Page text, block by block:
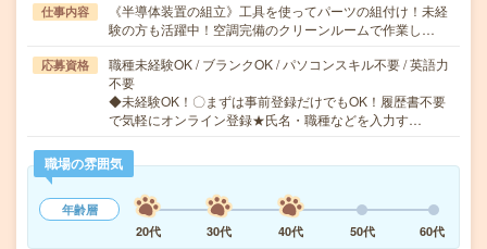
仕事内容
《半導体装置の組立》工具を使ってパーツの組付け！未経
験の方も活躍中！空調完備のクリーンルームで作業し…
応募資格
職種未経験OK / ブランクOK / パソコンスキル不要 / 英語力
不要
◆未経験OK！〇まずは事前登録だけでもOK！履歴書不要
で気軽にオンライン登録★氏名・職種などを入力す…
職場の雰囲気
年齢層
20代
30代 40代 50代 60代